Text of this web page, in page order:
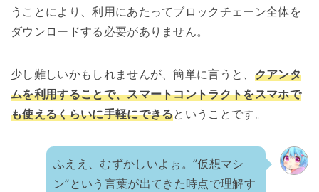
うことにより、利用にあたってブロックチェーン全体を
ダウンロードする必要がありません。
少し難しいかもしれませんが、簡単に言うと、 クアンタ
ムを利用することで、スマートコントラクトをスマホで
も使えるくらいに手軽にできるということです。
ふええ、むずかしいよぉ。”仮想マシ
ン”という言葉が出てきた時点で理解す